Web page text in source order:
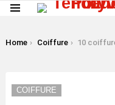
You are here:
Home Coiffure 10 coiffures faciles et élégantes pour
COIFFURE